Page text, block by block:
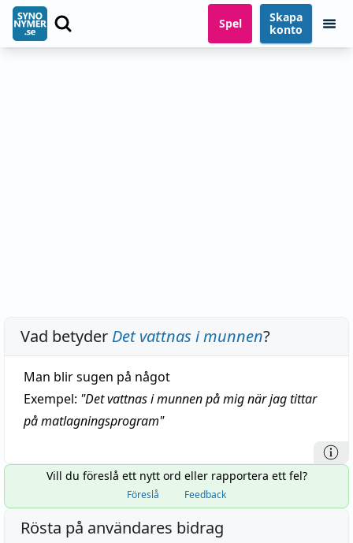
Spel
Skapa
konto
Vad betyder Det vattnas i munnen?
Man blir sugen på något
Exempel: "Det vattnas i munnen på mig när jag tittar
på matlagningsprogram"
Vill du föreslå ett nytt ord eller rapportera ett fel?
Föreslå Feedback
Rösta på användares bidrag